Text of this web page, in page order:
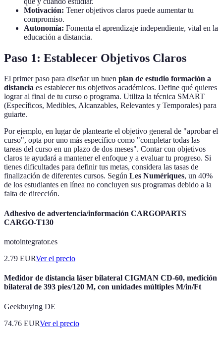
Motivación: Tener objetivos claros puede aumentar tu
compromiso.
Autonomía: Fomenta el aprendizaje independiente, vital en la
educación a distancia.
Paso 1: Establecer Objetivos Claros
El primer paso para diseñar un buen plan de estudio formación a
distancia es establecer tus objetivos académicos. Define qué quieres
lograr al final de tu curso o programa. Utiliza la técnica SMART
(Específicos, Medibles, Alcanzables, Relevantes y Temporales) para
guiarte.
Por ejemplo, en lugar de plantearte el objetivo general de "aprobar el
curso", opta por uno más específico como "completar todas las
tareas del curso en un plazo de dos meses". Contar con objetivos
claros te ayudará a mantener el enfoque y a evaluar tu progreso. Si
tienes dificultades para definir tus metas, considera las tasas de
finalización de diferentes cursos. Según Les Numériques, un 40%
de los estudiantes en línea no concluyen sus programas debido a la
falta de dirección.
Adhesivo de advertencia/información CARGOPARTS
CARGO-T130
motointegrator.es
2.79 EURVer el precio
Medidor de distancia láser bilateral CIGMAN CD-60, medición
bilateral de 393 pies/120 M, con unidades múltiples M/in/Ft
Geekbuying DE
74.76 EURVer el precio